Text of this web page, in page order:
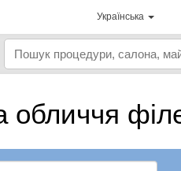
Українська
обличчя